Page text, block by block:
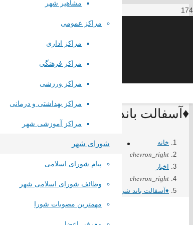
مشاهیر شهر
مراکز عمومی
مراکز اداری
مراکز فرهنگی
مراکز ورزشی
مراکز بهداشتی و درمانی
مراکز آموزشی شهر
شورای شهر
پیام شورای اسلامی
وظائف شورای اسلامی شهر
مهمترین مصوبات شورا
♦️آسفالت باند شرقی محور
خانه
chevron_right
اخبار
chevron_right
♦️آسفالت باند شرقی محور صباشهر به نسیم شهر